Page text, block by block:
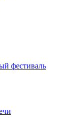
фестиваль